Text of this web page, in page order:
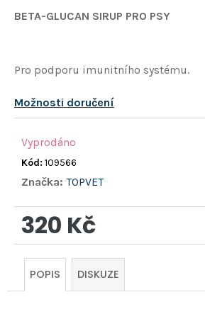
hvězdiček.
BETA-GLUCAN SIRUP PRO PSY
Pro podporu imunitního systému.
Možnosti doručení
Vyprodáno
Kód: 109566
Značka: TOPVET
320 Kč
Měrná
POPIS DISKUZE
r
u
e
m